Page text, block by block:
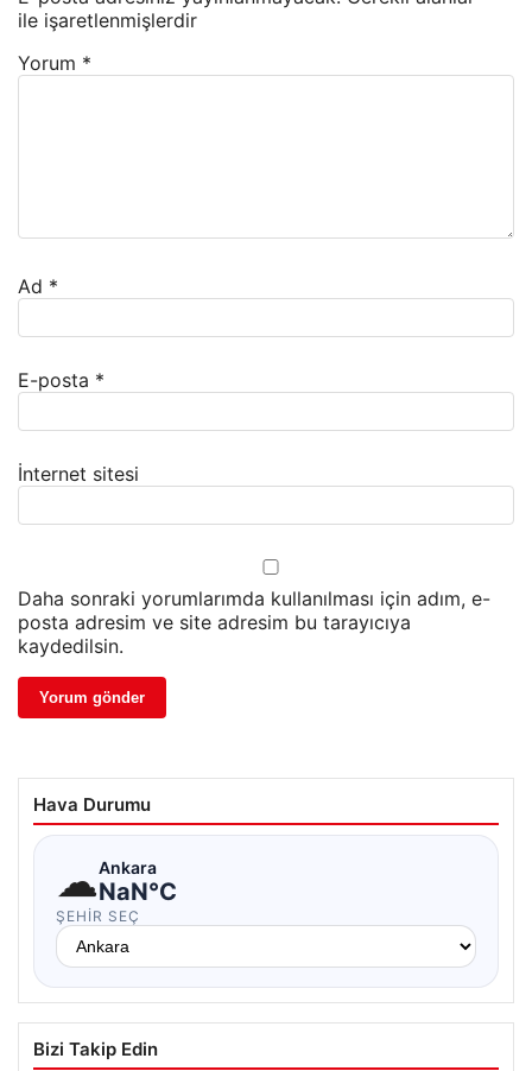
ile işaretlenmişlerdir
Yorum *
Ad *
E-posta *
İnternet sitesi
Daha sonraki yorumlarımda kullanılması için adım, e-
posta adresim ve site adresim bu tarayıcıya
kaydedilsin.
Hava Durumu
☁Ankara
NaN°C
ŞEHIR SEÇ
Bizi Takip Edin